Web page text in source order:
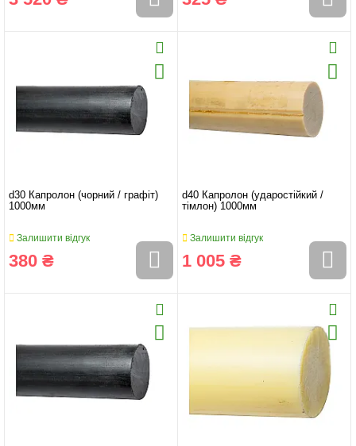
d30 Капролон (чорний / графіт)
1000мм
Залишити відгук
380 ₴
d40 Капролон (ударостійкий /
тімлон) 1000мм
Залишити відгук
1 005 ₴